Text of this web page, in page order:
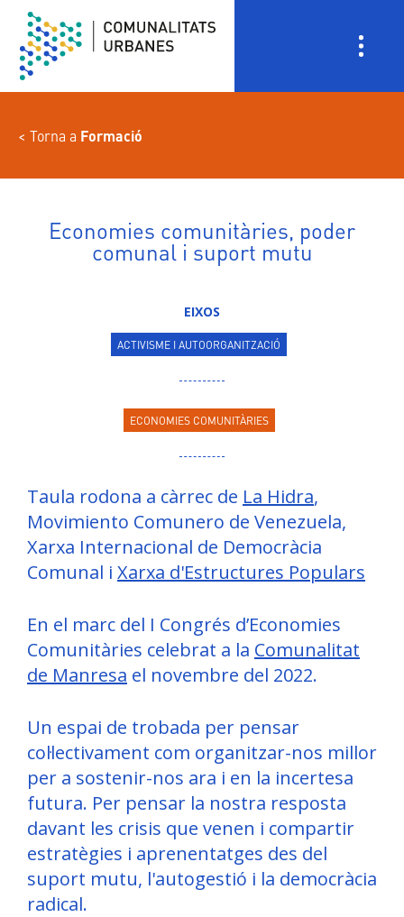
contingut
Torna a Formació
Economies comunitàries, poder
comunal i suport mutu
EIXOS
ACTIVISME I AUTOORGANITZACIÓ
ECONOMIES COMUNITÀRIES
Taula rodona a càrrec de La Hidra,
Movimiento Comunero de Venezuela,
Xarxa Internacional de Democràcia
Comunal i Xarxa d'Estructures Populars
En el marc del I Congrés d’Economies
Comunitàries celebrat a la Comunalitat
de Manresa el novembre del 2022.
Un espai de trobada per pensar
col·lectivament com organitzar-nos millor
per a sostenir-nos ara i en la incertesa
futura. Per pensar la nostra resposta
davant les crisis que venen i compartir
estratègies i aprenentatges des del
suport mutu, l'autogestió i la democràcia
radical.